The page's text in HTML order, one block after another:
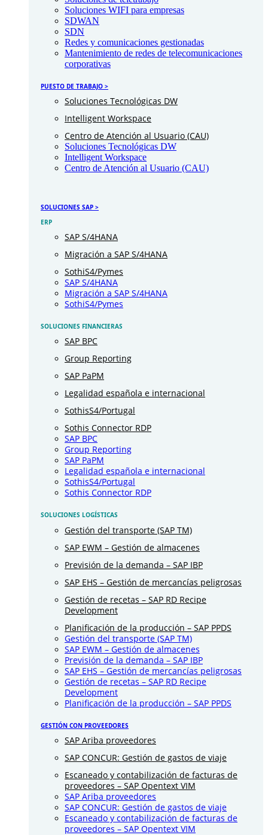
Soluciones WIFI para empresas
SDWAN
SDN
Redes y comunicaciones gestionadas
Mantenimiento de redes de telecomunicaciones
corporativas
PUESTO DE TRABAJO >
Soluciones Tecnológicas DW
Intelligent Workspace
Centro de Atención al Usuario (CAU)
Soluciones Tecnológicas DW
Intelligent Workspace
Centro de Atención al Usuario (CAU)
SOLUCIONES SAP >
ERP
SAP S/4HANA
Migración a SAP S/4HANA
SothiS4/Pymes
SAP S/4HANA
Migración a SAP S/4HANA
SothiS4/Pymes
SOLUCIONES FINANCIERAS
SAP BPC
Group Reporting
SAP PaPM
Legalidad española e internacional
SothisS4/Portugal
Sothis Connector RDP
SAP BPC
Group Reporting
SAP PaPM
Legalidad española e internacional
SothisS4/Portugal
Sothis Connector RDP
SOLUCIONES LOGÍSTICAS
Gestión del transporte (SAP TM)
SAP EWM – Gestión de almacenes
Previsión de la demanda – SAP IBP
SAP EHS – Gestión de mercancías peligrosas
Gestión de recetas – SAP RD Recipe
Development
Planificación de la producción – SAP PPDS
Gestión del transporte (SAP TM)
SAP EWM – Gestión de almacenes
Previsión de la demanda – SAP IBP
SAP EHS – Gestión de mercancías peligrosas
Gestión de recetas – SAP RD Recipe
Development
Planificación de la producción – SAP PPDS
GESTIÓN CON PROVEEDORES
SAP Ariba proveedores
SAP CONCUR: Gestión de gastos de viaje
Escaneado y contabilización de facturas de
proveedores – SAP Opentext VIM
SAP Ariba proveedores
SAP CONCUR: Gestión de gastos de viaje
Escaneado y contabilización de facturas de
proveedores – SAP Opentext VIM